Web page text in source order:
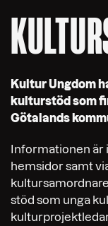
Kultur Ungdom
kulturstöd som
Götalands
Informationen är
hemsidor samt
stöd som unga